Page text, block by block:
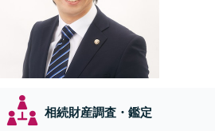
相続財産調査・鑑定